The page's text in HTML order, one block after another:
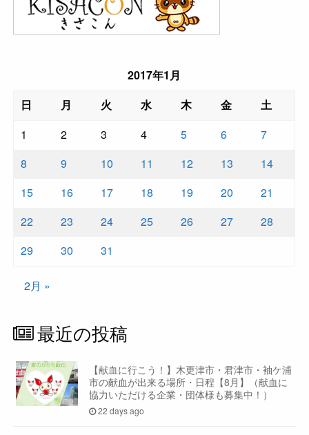
2017年1月
日
月 火 水 木 金
土
1
2 3 4 5 6
7
8
9 10 11 12 13
14
15
16 17 18 19 20
21
22
23 24 25 26 27
28
29
30 31
2月 »
最近の投稿
【献血に行こう！】木更津市・君津市・袖ケ浦
市の献血が出来る場所・日程【8月】（献血に
協力いただける企業・団体様も募集中！）
22 days ago